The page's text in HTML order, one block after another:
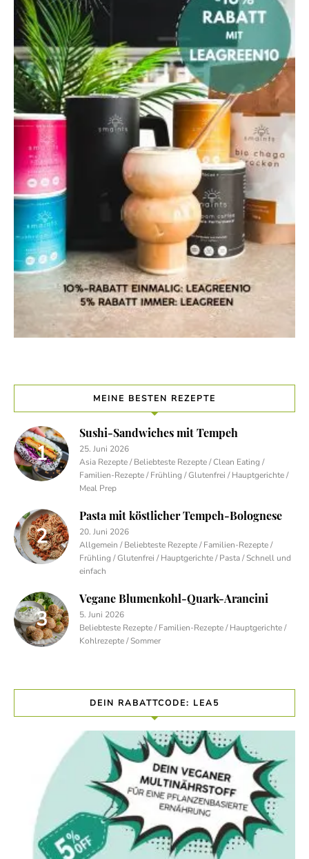
MEINE BESTEN REZEPTE
Sushi-Sandwiches mit Tempeh
25. Juni 2026
Asia Rezepte / Beliebteste Rezepte / Clean Eating /
Familien-Rezepte / Frühling / Glutenfrei / Hauptgerichte /
Meal Prep
Pasta mit köstlicher Tempeh-Bolognese
20. Juni 2026
Allgemein / Beliebteste Rezepte / Familien-Rezepte /
Frühling / Glutenfrei / Hauptgerichte / Pasta / Schnell und
einfach
Vegane Blumenkohl-Quark-Arancini
5. Juni 2026
Beliebteste Rezepte / Familien-Rezepte / Hauptgerichte /
Kohlrezepte / Sommer
DEIN RABATTCODE: LEA5